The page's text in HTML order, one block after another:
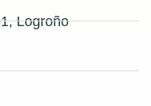
Logroño